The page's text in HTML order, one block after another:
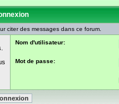
citer des messages dans ce forum.
Nom d'utilisateur:
Mot de passe: